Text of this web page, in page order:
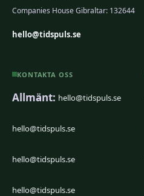
Companies House Gibraltar: 132644
hello@tidspuls.se
KONTAKTA OSS
Allmänt: hello@tidspuls.se
hello@tidspuls.se
hello@tidspuls.se
hello@tidspuls.se